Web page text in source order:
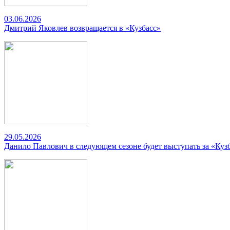
03.06.2026
Дмитрий Яковлев возвращается в «Кузбасс»
29.05.2026
Данило Павлович в следующем сезоне будет выступать за